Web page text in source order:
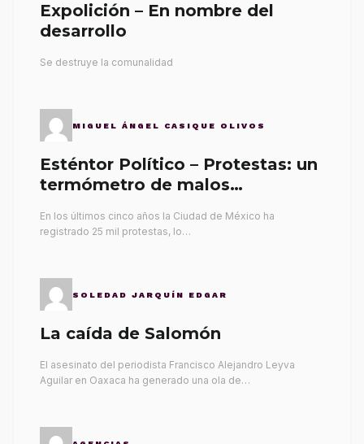
Expolición – En nombre del
desarrollo
Se destruye la comunalidad
MIGUEL ÁNGEL CASIQUE OLIVOS
Esténtor Político – Protestas: un
termómetro de malos
En los últimos cinco años la Ciudad de México ha
registrado 25 mil protestas, lo…
SOLEDAD JARQUÍN EDGAR
La caída de Salomón
El asesinato del periodista Francisco Alejandro Leyva
Aguilar en Oaxaca ha generado una ola de…